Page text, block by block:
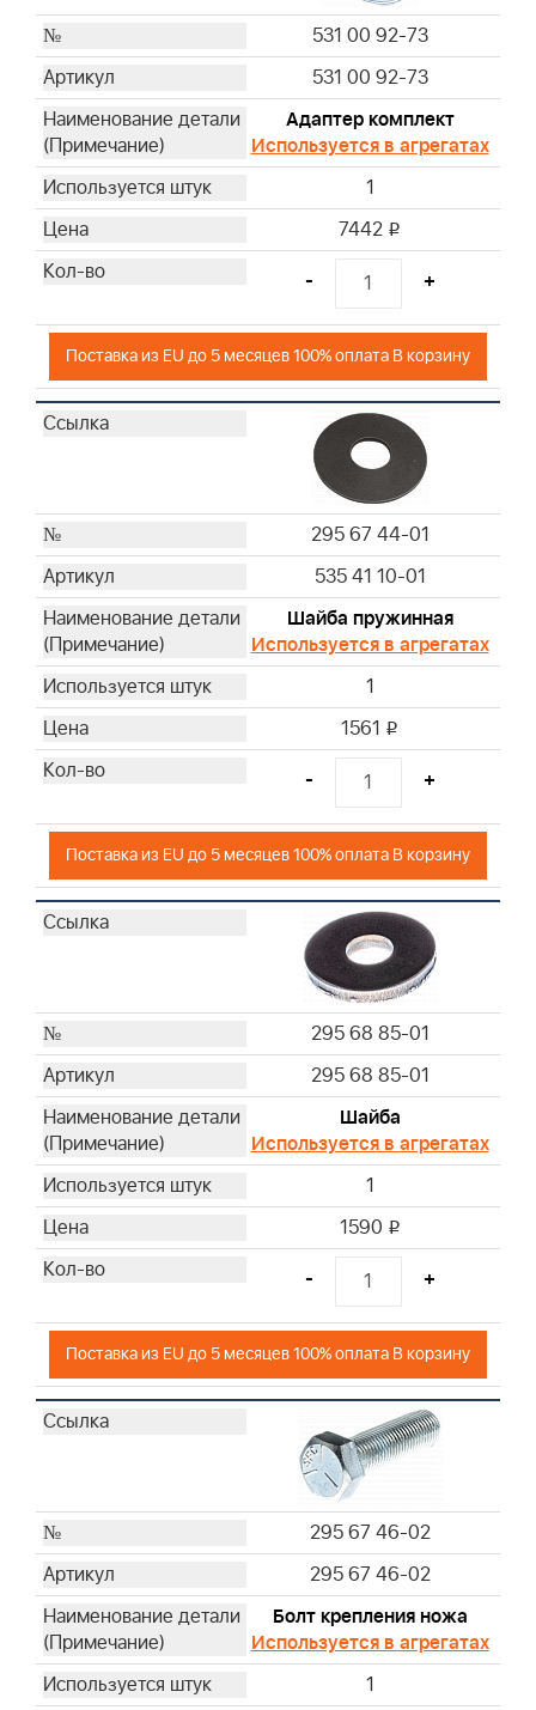
531 00 92-73
531 00 92-73
Адаптер комплект
Используется в агрегатах
1
7442 i
- +
Поставка из EU до 5 месяцев 100% оплата В корзину
295 67 44-01
535 41 10-01
Шайба пружинная
Используется в агрегатах
1
1561 i
- +
Поставка из EU до 5 месяцев 100% оплата В корзину
295 68 85-01
295 68 85-01
Шайба
Используется в агрегатах
1
1590 i
- +
Поставка из EU до 5 месяцев 100% оплата В корзину
295 67 46-02
295 67 46-02
Болт крепления ножа
Используется в агрегатах
1